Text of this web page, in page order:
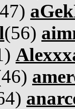
(56)